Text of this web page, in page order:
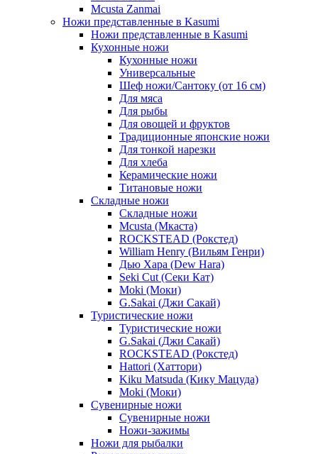
Mcusta Zanmai
Ножи представленные в Kasumi
Ножи представленные в Kasumi
Кухонные ножи
Кухонные ножи
Универсальные
Шеф ножи/Сантоку (от 16 см)
Для мяса
Для рыбы
Для овощей и фруктов
Традиционные японские ножи
Для тонкой нарезки
Для хлеба
Керамические ножи
Титановые ножи
Складные ножи
Складные ножи
Mcusta (Мкаста)
ROCKSTEAD (Рокстед)
William Henry (Вильям Генри)
Дью Хара (Dew Hara)
Seki Cut (Секи Кат)
Moki (Моки)
G.Sakai (Джи Сакай)
Туристические ножи
Туристические ножи
G.Sakai (Джи Сакай)
ROCKSTEAD (Рокстед)
Hattori (Хаттори)
Kiku Matsuda (Кику Мацуда)
Moki (Моки)
Сувенирные ножи
Сувенирные ножи
Ножи-зажимы
Ножи для рыбалки